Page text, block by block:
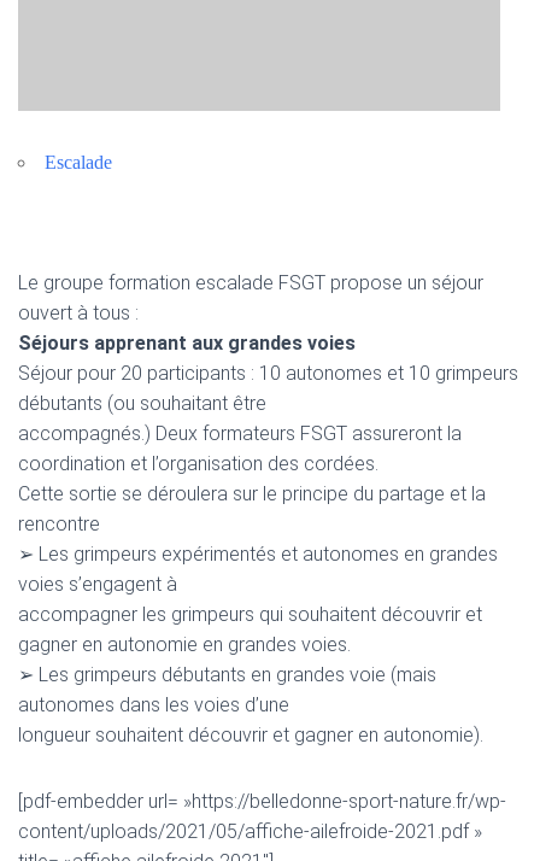
Escalade
Le groupe formation escalade FSGT propose un séjour
ouvert à tous :
Séjours apprenant aux grandes voies
Séjour pour 20 participants : 10 autonomes et 10 grimpeurs
débutants (ou souhaitant être
accompagnés.) Deux formateurs FSGT assureront la
coordination et l’organisation des cordées.
Cette sortie se déroulera sur le principe du partage et la
rencontre
➢ Les grimpeurs expérimentés et autonomes en grandes
voies s’engagent à
accompagner les grimpeurs qui souhaitent découvrir et
gagner en autonomie en grandes voies.
➢ Les grimpeurs débutants en grandes voie (mais
autonomes dans les voies d’une
longueur souhaitent découvrir et gagner en autonomie).
[pdf-embedder url= »https://belledonne-sport-nature.fr/wp-
content/uploads/2021/05/affiche-ailefroide-2021.pdf »